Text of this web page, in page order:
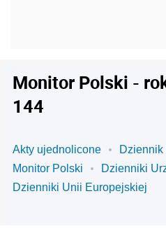
Monitor Polski -
144
Akty ujednolicone
Dziennik
Monitor Polski
Dzienniki
Dzienniki Unii Europejskiej